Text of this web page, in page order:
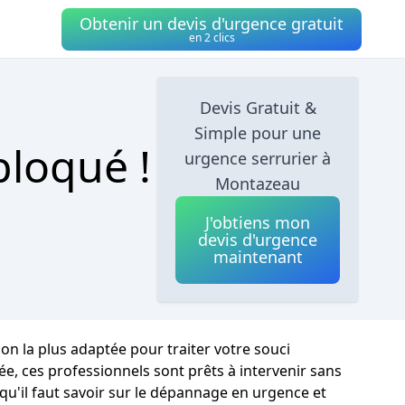
Obtenir un devis d'urgence gratuit
en 2 clics
!
Devis Gratuit &
Simple pour une
urgence serrurier à
Montazeau
J'obtiens mon
devis d'urgence
maintenant
la plus adaptée pour traiter votre souci
ces professionnels sont prêts à intervenir sans
faut savoir sur le dépannage en urgence et